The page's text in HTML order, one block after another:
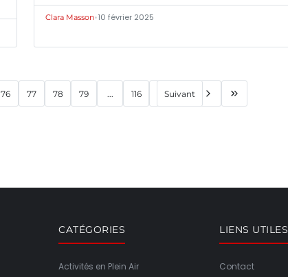
Clara Masson•10 février 2025
76 77 78 79 ... 116 Suivant
CATÉGORIES
Activités en Plein Air
LIENS UTILES
Contact